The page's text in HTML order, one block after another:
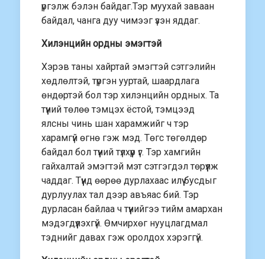
үргэлж бэлэн байдаг.Тэр муухай заваан
байдал, чанга дуу чимээг үзэн яддаг.
Хилэнцийн ордны эмэгтэй
Хэрэв таны хайртай эмэгтэй сэтгэлийн
хөдлөлтэй, түргэн ууртай, шаардлага
өндөртэй бол тэр хилэнцийн ордных. Та
түүний төлөө тэмцэх ёстой, тэмцээд
ялсны чинь шан харамжийг ч тэр
харамгүй өгнө гэж мэд. Төгс төгөлдөр
байдал бол түүний түлхүүр үг. Тэр хамгийн
гайхалтай эмэгтэй мэт сэтгэгдэл төрүүлж
чаддаг. Түүнд өөрөө дурлахаас илүү бусдыг
дурлуулах тал дээр авъяас бий. Тэр
дурласан байлаа ч түүнийгээ тийм амархан
мэдэгдүүлэхгүй. Өмчирхөг нууцлагдмал
тэднийг давах гэж оролдох хэрэггүй.